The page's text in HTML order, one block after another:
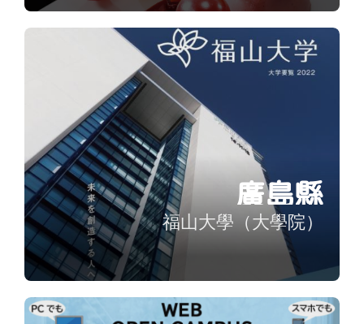
廣島縣
福山大學（大學院）